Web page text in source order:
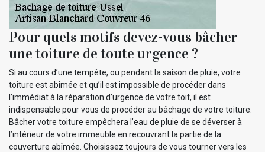
Pour quels motifs devez-vous bâcher
une toiture de toute urgence ?
Si au cours d’une tempête, ou pendant la saison de pluie, votre
toiture est abîmée et qu’il est impossible de procéder dans
l’immédiat à la réparation d’urgence de votre toit, il est
indispensable pour vous de procéder au bâchage de votre toiture.
Bâcher votre toiture empêchera l’eau de pluie de se déverser à
l’intérieur de votre immeuble en recouvrant la partie de la
couverture abîmée. Choisissez toujours de vous tourner vers les